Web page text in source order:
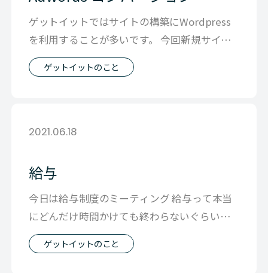
ゲットイットではサイトの構築にWordpress
を利用することが多いです。 今回新規サイト
の設置に関して、お問い合わせフ
ゲットイットのこと
2021.06.18
給与
今日は給与制度のミーティング 給与って本当
にどんだけ時間かけても終わらないぐらい正
解がない世界なので ・現状の分析 ・課
ゲットイットのこと